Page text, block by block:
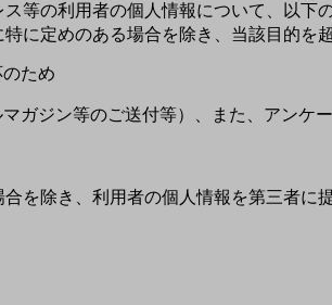
等の利用者の個人情報について、以下
に定めのある場合を除き、当該目的を
ため
ガジン等のご送付等）、また、アンケ
を除き、利用者の個人情報を第三者に